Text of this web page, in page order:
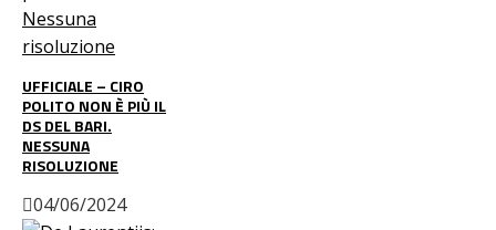
UFFICIALE – CIRO
POLITO NON È PIÙ IL
DS DEL BARI.
NESSUNA
RISOLUZIONE
04/06/2024